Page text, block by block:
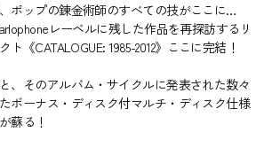
ポップの錬金術師のすべての技がここに…
レーベルに残した作品を再探訪するリ
《CATALOGUE: 1985-2012》ここに完結！
、そのアルバム・サイクルに発表された数々
ボーナス・ディスク付マルチ・ディスク仕様
蘇る！